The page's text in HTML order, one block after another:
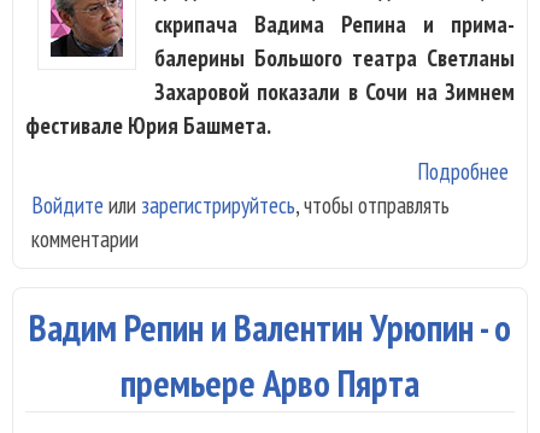
скрипача Вадима Репина и прима-
балерины Большого театра Светланы
Захаровой показали в Сочи на Зимнем
фестивале Юрия Башмета.
Подробнее
Войдите или зарегистрируйтесь, чтобы отправлять
комментарии
Вадим Репин и Валентин Урюпин - о
премьере Арво Пярта